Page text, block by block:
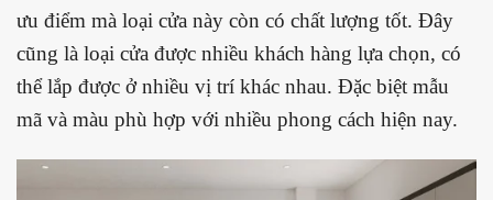
ưu điểm mà loại cửa này còn có chất lượng tốt. Đây
cũng là loại cửa được nhiều khách hàng lựa chọn, có
thể lắp được ở nhiều vị trí khác nhau. Đặc biệt mẫu
mã và màu phù hợp với nhiều phong cách hiện nay.